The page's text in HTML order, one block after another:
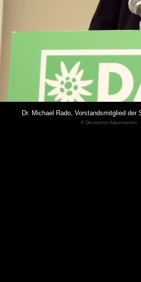
Dr. Michael Rado, Vorstandsmitglied
© Deutscher Alpenverein